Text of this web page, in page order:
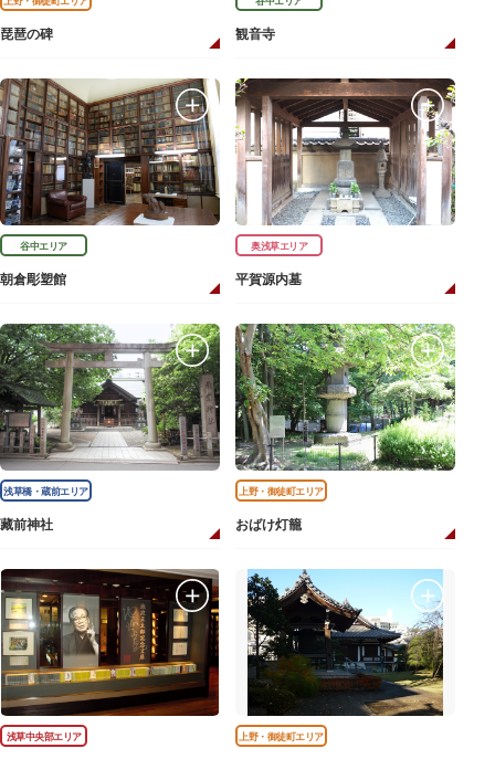
琵琶の碑 観音寺
谷中エリア
朝倉彫塑館
奥浅草エリア
平賀源内墓
浅草橋・蔵前エリア
藏前神社
上野・御徒町エリア
おばけ灯籠
浅草中央部エリア 上野・御徒町エリア